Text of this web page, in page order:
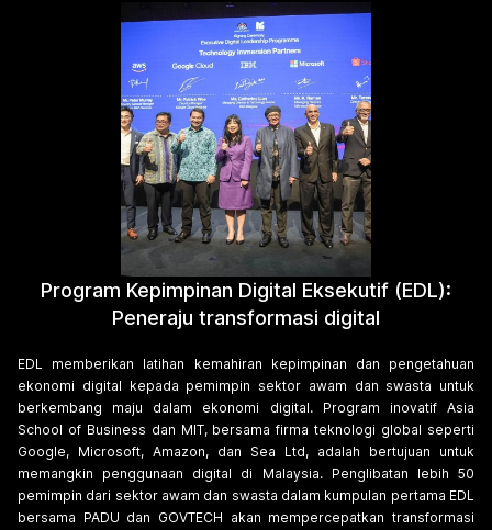
Program Kepimpinan Digital Eksekutif (EDL):
Peneraju transformasi digital
EDL memberikan latihan kemahiran kepimpinan dan pengetahuan
ekonomi digital kepada pemimpin sektor awam dan swasta untuk
berkembang maju dalam ekonomi digital. Program inovatif Asia
School of Business dan MIT, bersama firma teknologi global seperti
Google, Microsoft, Amazon, dan Sea Ltd, adalah bertujuan untuk
memangkin penggunaan digital di Malaysia. Penglibatan lebih 50
pemimpin dari sektor awam dan swasta dalam kumpulan pertama EDL
bersama PADU dan GOVTECH akan mempercepatkan transformasi